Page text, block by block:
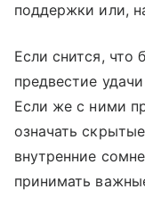
поддержки или,
Если снится, что
предвестие
Если же с ними
означать скрытые
внутренние
принимать